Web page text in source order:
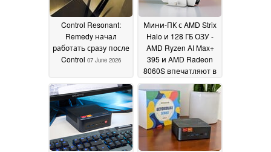
Control Resonant:
Remedy начал
работать сразу после
Control 07 June 2026
Мини-ПК с AMD Strix
Halo и 128 ГБ ОЗУ -
AMD Ryzen AI Max+
395 и AMD Radeon
8060S впечатляют в
Bosgame M519 August
2025